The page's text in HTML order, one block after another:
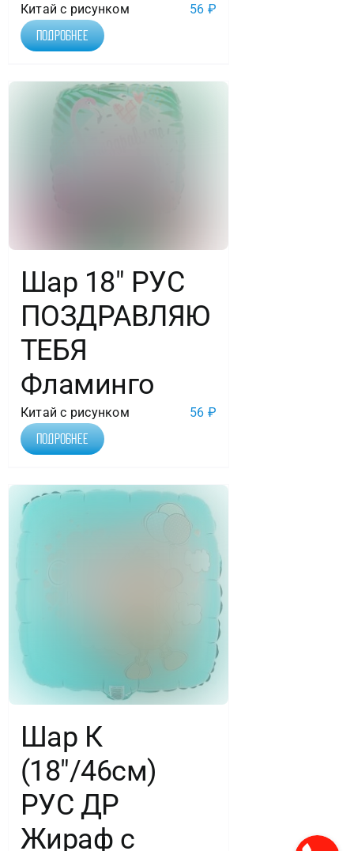
Китай с рисунком 56 ₽
Подробнее
Шар 18″ РУС
ПОЗДРАВЛЯЮ
ТЕБЯ
Фламинго
Китай с рисунком 56 ₽
Подробнее
Шар К
(18″/46см)
РУС ДР
Жираф с